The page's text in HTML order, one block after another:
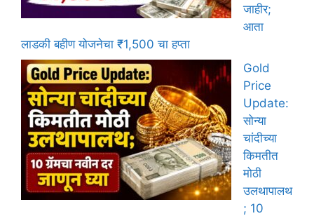
जाहीर;
आता
लाडकी बहीण योजनेचा ₹1,500 चा हप्ता
Gold
Price
Update:
सोन्या
चांदीच्या
किमतीत
मोठी
उलथापालथ
; 10